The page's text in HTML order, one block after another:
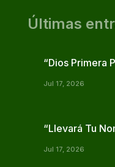
Últimas
“Dios Primera
Jul 17, 2026
“Llevará Tu
Jul 17, 2026